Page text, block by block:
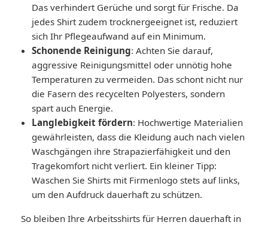
Das verhindert Gerüche und sorgt für Frische. Da
jedes Shirt zudem trocknergeeignet ist, reduziert
sich Ihr Pflegeaufwand auf ein Minimum.
Schonende Reinigung: Achten Sie darauf,
aggressive Reinigungsmittel oder unnötig hohe
Temperaturen zu vermeiden. Das schont nicht nur
die Fasern des recycelten Polyesters, sondern
spart auch Energie.
Langlebigkeit fördern: Hochwertige Materialien
gewährleisten, dass die Kleidung auch nach vielen
Waschgängen ihre Strapazierfähigkeit und den
Tragekomfort nicht verliert. Ein kleiner Tipp:
Waschen Sie Shirts mit Firmenlogo stets auf links,
um den Aufdruck dauerhaft zu schützen.
So bleiben Ihre Arbeitsshirts für Herren dauerhaft in